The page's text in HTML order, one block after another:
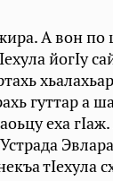
А вон
йогIу
гуттар а
еха
тIехула